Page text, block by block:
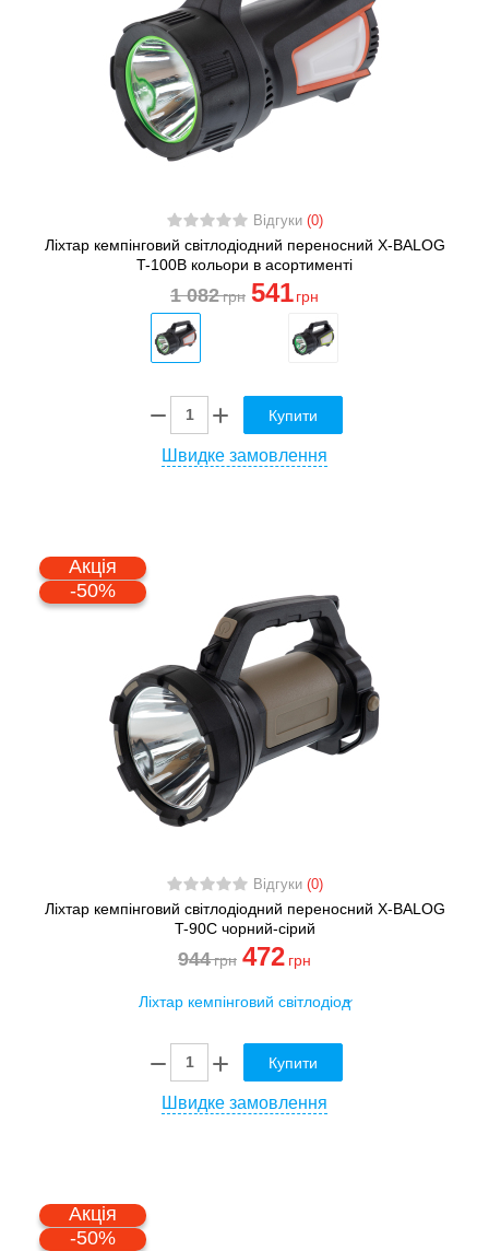
Відгуки (0)
Ліхтар кемпінговий світлодіодний переносний X-BALOG
T-100B кольори в асортименті
1 082грн 541 грн
Купити
Швидке замовлення
Акція
-50%
Відгуки (0)
Ліхтар кемпінговий світлодіодний переносний X-BALOG
T-90C чорний-сірий
944грн 472 грн
Купити
Швидке замовлення
Акція
-50%